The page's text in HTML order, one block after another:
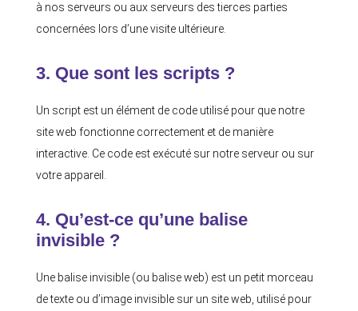
à nos serveurs ou aux serveurs des tierces parties
concernées lors d’une visite ultérieure.
3. Que sont les scripts ?
Un script est un élément de code utilisé pour que notre
site web fonctionne correctement et de manière
interactive. Ce code est exécuté sur notre serveur ou sur
votre appareil.
4. Qu’est-ce qu’une balise
invisible ?
Une balise invisible (ou balise web) est un petit morceau
de texte ou d’image invisible sur un site web, utilisé pour